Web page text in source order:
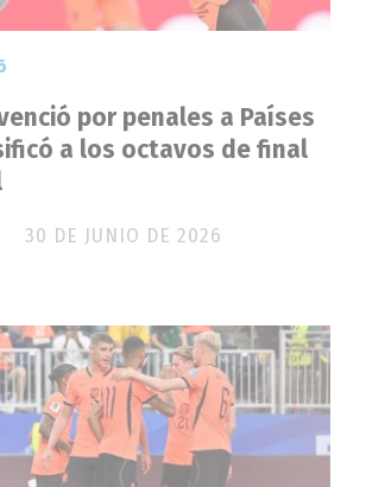
por penales a Países
a los octavos de final
30 DE JUNIO DE 2026